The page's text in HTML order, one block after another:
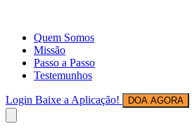
Quem Somos
Missão
Passo a Passo
Testemunhos
Login Baixe a Aplicação! DOA AGORA